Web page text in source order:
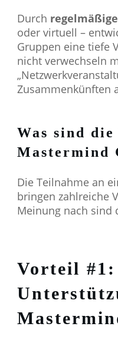
Durch
oder virtuell –
Gruppen eine tiefe
nicht verwechseln
Zusammenkünften
Was sind
Mastermind
Die Teilnahme an
bringen zahlreiche
Meinung nach sind
Vorteil #1: